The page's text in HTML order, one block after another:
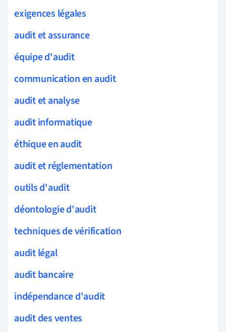
exigences légales
audit et assurance
équipe d'audit
communication en audit
audit et analyse
audit informatique
éthique en audit
audit et réglementation
outils d'audit
déontologie d'audit
techniques de vérification
audit légal
audit bancaire
indépendance d'audit
audit des ventes